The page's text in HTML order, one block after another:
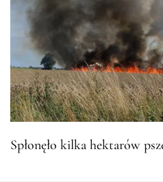
Spłonęło kilka hektarów